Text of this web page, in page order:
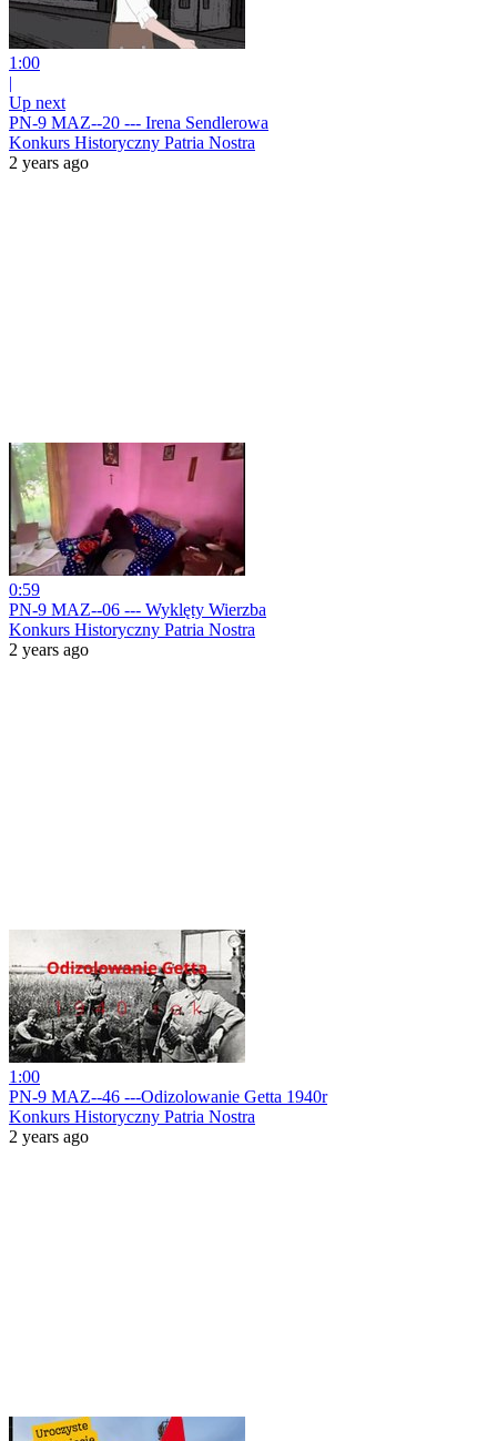
1:00
|
Up next
PN-9 MAZ--20 --- Irena Sendlerowa
Konkurs Historyczny Patria Nostra
2 years ago
0:59
PN-9 MAZ--06 --- Wyklęty Wierzba
Konkurs Historyczny Patria Nostra
2 years ago
1:00
PN-9 MAZ--46 ---Odizolowanie Getta 1940r
Konkurs Historyczny Patria Nostra
2 years ago